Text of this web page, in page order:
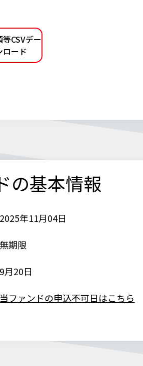
CSVデー
ロード
の基本情報
2025年11月04日
無期限
9月20日
当ファンドの申込不可日はこちら